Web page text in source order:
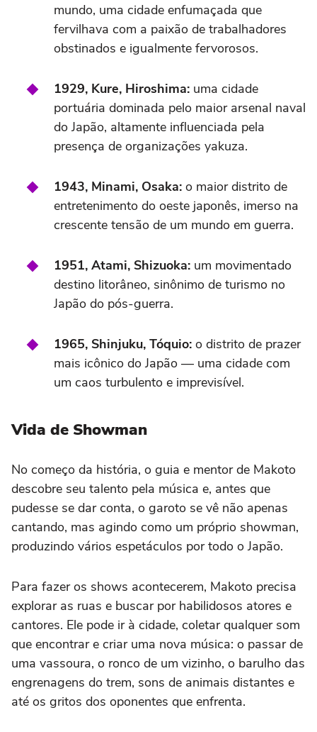
mundo, uma cidade enfumaçada que
fervilhava com a paixão de trabalhadores
obstinados e igualmente fervorosos.
1929, Kure, Hiroshima: uma cidade
portuária dominada pelo maior arsenal naval
do Japão, altamente influenciada pela
presença de organizações yakuza.
1943, Minami, Osaka: o maior distrito de
entretenimento do oeste japonês, imerso na
crescente tensão de um mundo em guerra.
1951, Atami, Shizuoka: um movimentado
destino litorâneo, sinônimo de turismo no
Japão do pós-guerra.
1965, Shinjuku, Tóquio: o distrito de prazer
mais icônico do Japão — uma cidade com
um caos turbulento e imprevisível.
Vida de Showman
No começo da história, o guia e mentor de Makoto
descobre seu talento pela música e, antes que
pudesse se dar conta, o garoto se vê não apenas
cantando, mas agindo como um próprio showman,
produzindo vários espetáculos por todo o Japão.
Para fazer os shows acontecerem, Makoto precisa
explorar as ruas e buscar por habilidosos atores e
cantores. Ele pode ir à cidade, coletar qualquer som
que encontrar e criar uma nova música: o passar de
uma vassoura, o ronco de um vizinho, o barulho das
engrenagens do trem, sons de animais distantes e
até os gritos dos oponentes que enfrenta.